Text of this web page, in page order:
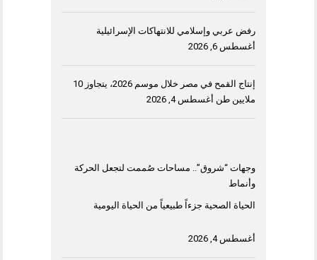
رفض عربي وإسلامي للانتهاكات الإسرائيلية
أغسطس 6, 2026
إنتاج القمح في مصر خلال موسم 2026، يتجاوز 10
ملايين طن أغسطس 4, 2026
وجهات “شروق”.. مساحات صُممت لتجعل الحركة
وأنماط
الحياة الصحية جزءاً طبيعياً من الحياة اليومية
أغسطس 4, 2026